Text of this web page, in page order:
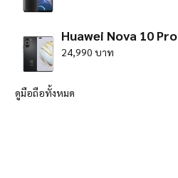
Huawei Nova 10 Pro
24,990 บาท
ดูมือถือทั้งหมด